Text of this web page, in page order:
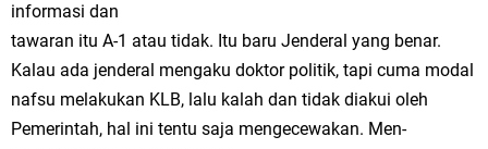
informasi dan
tawaran itu A-1 atau tidak. Itu baru Jenderal yang benar.
Kalau ada jenderal mengaku doktor politik, tapi cuma modal
nafsu melakukan KLB, lalu kalah dan tidak diakui oleh
Pemerintah, hal ini tentu saja mengecewakan. Men-